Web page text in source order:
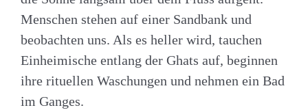
Menschen stehen auf einer Sandbank und
beobachten uns. Als es heller wird, tauchen
Einheimische entlang der Ghats auf, beginnen
ihre rituellen Waschungen und nehmen ein Bad
im Ganges.